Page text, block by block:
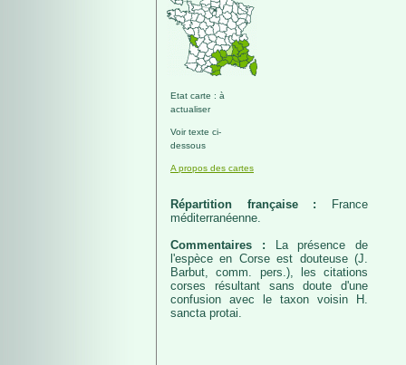
Etat carte : à
actualiser
Voir texte ci-
dessous
A propos des cartes
Répartition française :
France
méditerranéenne.
Commentaires :
La présence de
l'espèce en Corse est douteuse (J.
Barbut, comm. pers.), les citations
corses résultant sans doute d'une
confusion avec le taxon voisin H.
sancta protai.